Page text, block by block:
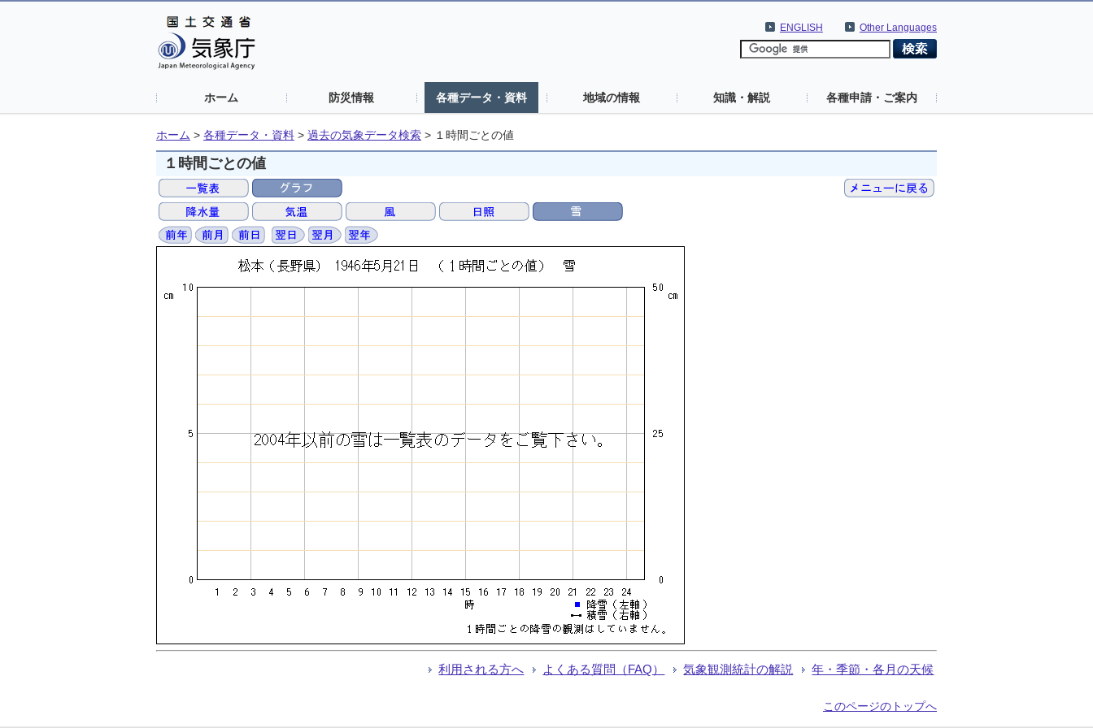
Other Languages
ENGLISH
ホーム 防災情報 各種データ・資料 地域の情報 知識・解説 各種申請・ご案内
ホーム > 各種データ・資料 > 過去の気象データ検索 > １時間ごとの値
１時間ごとの値
利用される方へ よくある質問（FAQ） 気象観測統計の解説 年・季節・各月の天候
このページのトップへ